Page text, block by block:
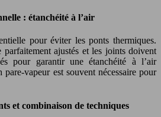
: étanchéité à l’air
pour éviter les ponts thermiques.
ajustés et les joints doivent
pour garantir une étanchéité à l’air
pare-vapeur est souvent nécessaire pour
et combinaison de techniques